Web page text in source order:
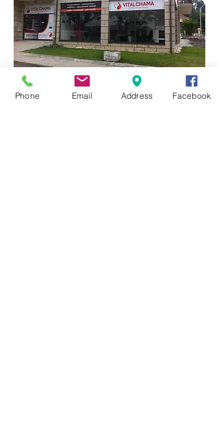
Horário:
Seg. a Sexta: 9.00h:12.30h - 14:00h-18.00h
Phone Email Address Facebook